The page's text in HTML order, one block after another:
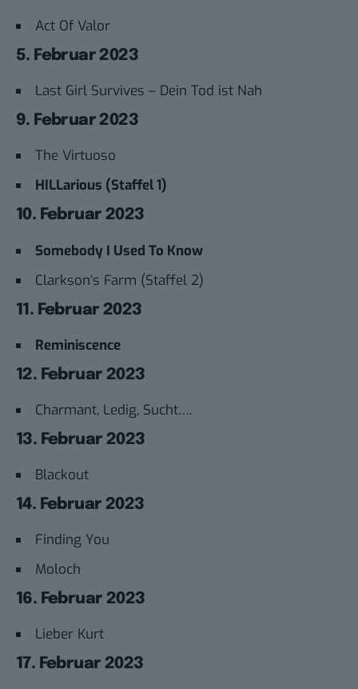
Act Of Valor
5. Februar 2023
Last Girl Survives – Dein Tod ist Nah
9. Februar 2023
The Virtuoso
HILLarious (Staffel 1)
10. Februar 2023
Somebody I Used To Know
Clarkson’s Farm (Staffel 2)
11. Februar 2023
Reminiscence
12. Februar 2023
Charmant, Ledig, Sucht….
13. Februar 2023
Blackout
14. Februar 2023
Finding You
Moloch
16. Februar 2023
Lieber Kurt
17. Februar 2023